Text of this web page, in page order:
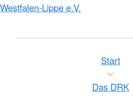
Westfalen-Lippe e.V.
Start
Das DRK